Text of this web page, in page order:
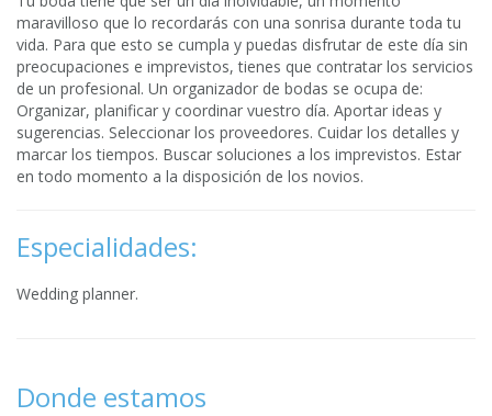
maravilloso que lo recordarás con una sonrisa durante toda tu
vida. Para que esto se cumpla y puedas disfrutar de este día sin
preocupaciones e imprevistos, tienes que contratar los servicios
de un profesional. Un organizador de bodas se ocupa de:
Organizar, planificar y coordinar vuestro día. Aportar ideas y
sugerencias. Seleccionar los proveedores. Cuidar los detalles y
marcar los tiempos. Buscar soluciones a los imprevistos. Estar
en todo momento a la disposición de los novios.
Especialidades:
Wedding planner.
Donde estamos